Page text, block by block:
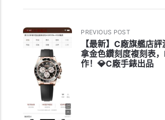
PREVIOUS POST
【最新】C廠旗艦店
拿金色鑽刻度複刻表
作！💎C廠手錶出品